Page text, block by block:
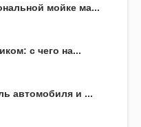
мойке ма...
с чего на...
автомобиля и ...